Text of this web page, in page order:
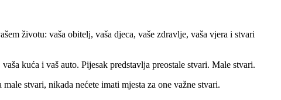
životu: vaša obitelj, vaša djeca, vaše zdravlje, vaša vjera i stvari
kuća i vaš auto. Pijesak predstavlja preostale stvari. Male stvari.
stvari, nikada nećete imati mjesta za one važne stvari.